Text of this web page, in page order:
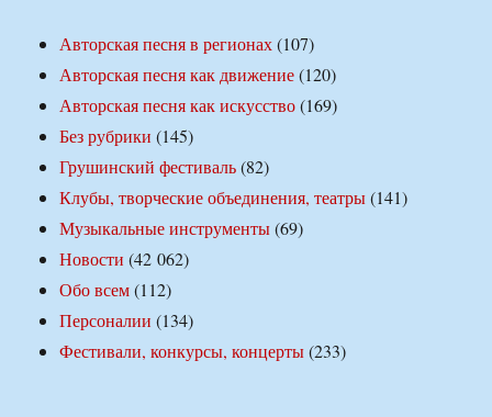
Авторская песня в регионах(107)
Авторская песня как движение(120)
Авторская песня как искусство(169)
Без рубрики (145)
Грушинский фестиваль(82)
Клубы, творческие объединения, театры(141)
Музыкальные инструменты(69)
Новости (42 062)
Обо всем(112)
Персоналии (134)
Фестивали, конкурсы, концерты(233)